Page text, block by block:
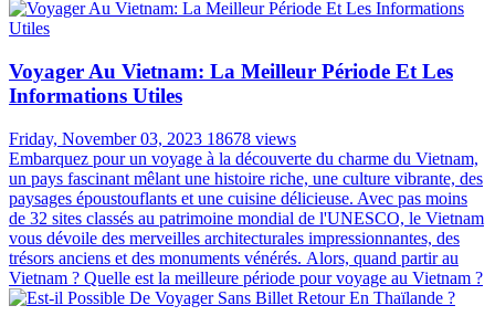
Voyager Au Vietnam: La Meilleur Période Et Les
Informations Utiles
Friday, November 03, 2023 18678 views
Embarquez pour un voyage à la découverte du charme du Vietnam,
un pays fascinant mêlant une histoire riche, une culture vibrante, des
paysages époustouflants et une cuisine délicieuse. Avec pas moins
de 32 sites classés au patrimoine mondial de l'UNESCO, le Vietnam
vous dévoile des merveilles architecturales impressionnantes, des
trésors anciens et des monuments vénérés. Alors, quand partir au
Vietnam ? Quelle est la meilleure période pour voyage au Vietnam ?